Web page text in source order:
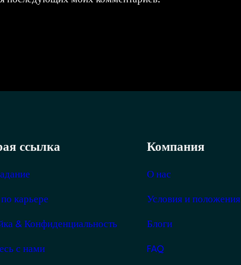
ссылка
карьере
& Конфиденциальность
с нами
Компания
О нас
Условия и положения
Блоги
FAQ